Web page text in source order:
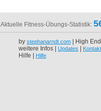
Aktuelle Fitness-Übungs-Statistik:
by stephanarndt.com | High
weitere Infos | Updates Kontakt
Hilfe | Hilfe